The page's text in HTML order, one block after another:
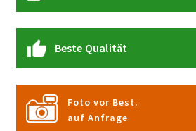
Beste Qualität
Foto vor Best.
auf Anfrage